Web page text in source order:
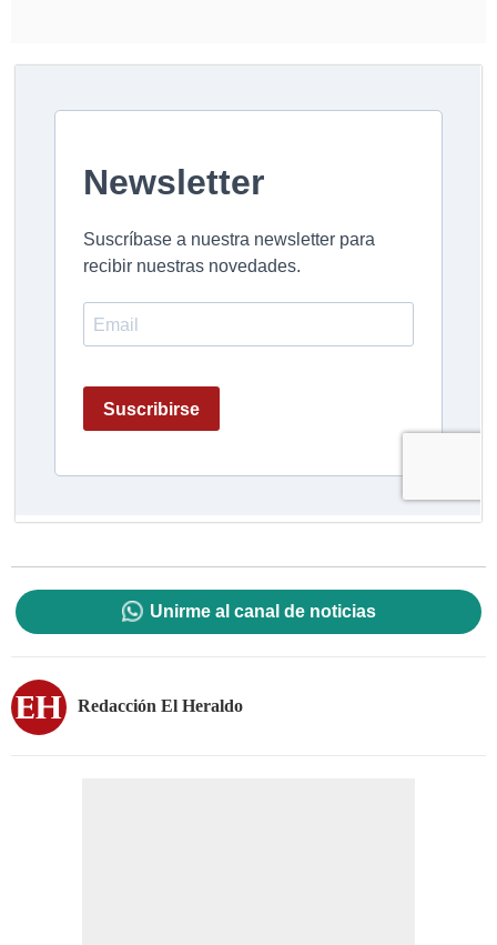
Unirme al canal de noticias
Redacción El Heraldo